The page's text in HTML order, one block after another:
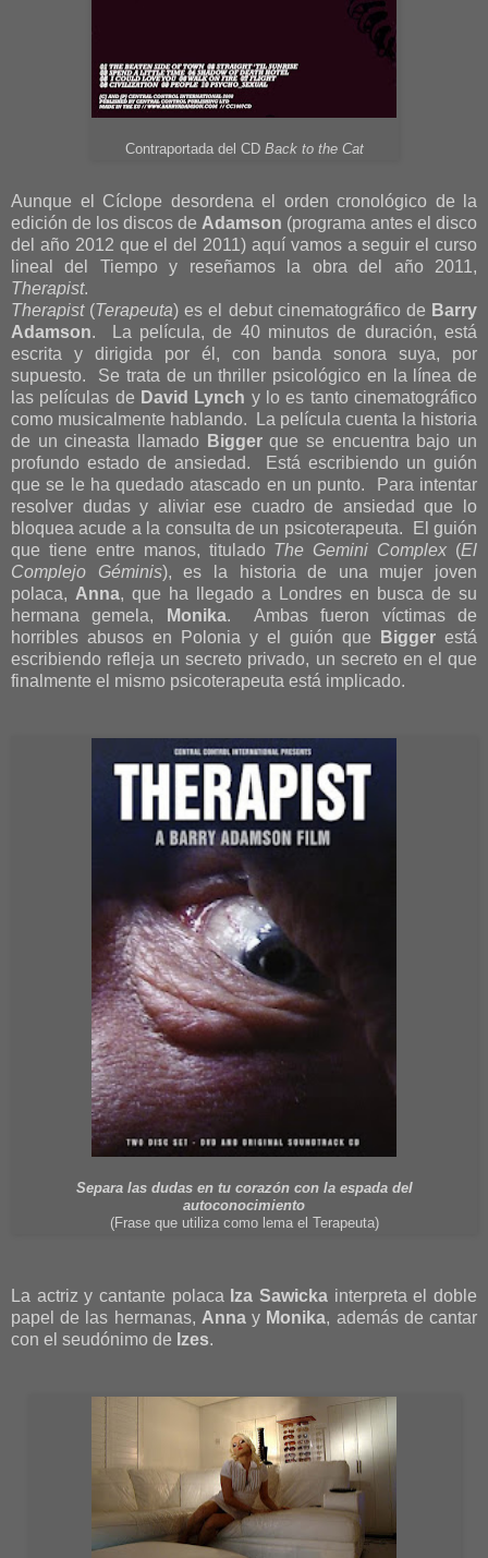
Contraportada del CD Back to the Cat
Aunque el Cíclope desordena el orden cronológico de la
edición de los discos de Adamson (programa antes el disco
del año 2012 que el del 2011) aquí vamos a seguir el curso
lineal del Tiempo y reseñamos la obra del año 2011,
Therapist.
Therapist(Terapeuta) es el debut cinematográfico de Barry
Adamson. La película, de 40 minutos de duración, está
escrita y dirigida por él, con banda sonora suya, por
supuesto. Se trata de un thriller psicológico en la línea de
las películas de David Lynch y lo es tanto cinematográfico
como musicalmente hablando. La película cuenta la historia
de un cineasta llamado
Biggerque se encuentra bajo un
profundo estado de ansiedad. Está escribiendo un guión
que se le ha quedado atascado en un punto. Para intentar
resolver dudas y aliviar ese cuadro de ansiedad que lo
bloquea acude a la consulta de un psicoterapeuta. El guión
que tiene entre manos, titulado The Gemini Complex (El
Complejo Géminis), es la historia de una mujer joven
polaca, Anna, que ha llegado a Londres en busca de su
hermana gemela,
Monika. Ambas fueron víctimas de
horribles abusos en Polonia y el guión que
Bigger está
escribiendo refleja un secreto privado, un secreto en el que
finalmente el mismo psicoterapeuta está implicado.
Separa las dudas en tu corazón con la espada del
autoconocimiento
(Frase que utiliza como lema el Terapeuta)
La actriz y cantante polaca Iza Sawicka interpreta el doble
papel de las hermanas, Annay Monika, además de cantar
con el seudónimo de Izes.